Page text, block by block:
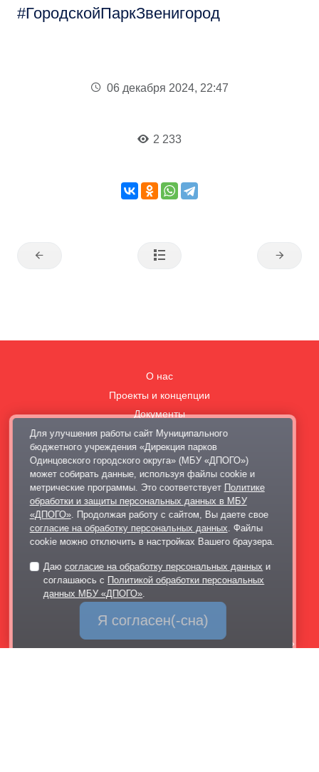
ГородскойПаркЗвенигород
06 декабря 2024, 22:47
2 233
О нас
Проекты и концепции
Документы
Вакансии
Правила поведения в парках
Выставка современного искусства
Афиша
Парковки
Контакты
+7 495 128-02-06
dp@odinparki.ru
Политика обработки персональных данных
МБУ «Дирекция парков Одинцовского городского округа»
Для улучшения работы сайт Муниципального
бюджетного учреждения «Дирекция парков
Одинцовского городского округа» (МБУ «ДПОГО»)
может собирать данные, используя файлы cookie и
метрические программы. Это соответствует Политике
обработки и защиты персональных данных в МБУ
«ДПОГО». Продолжая работу с сайтом, Вы даете свое
согласие на обработку персональных данных. Файлы
cookie можно отключить в настройках Вашего браузера.
Даюсогласие на обработку персональных данных и
соглашаюсь с Политикой обработки персональных
данных МБУ «ДПОГО».
Я согласен(-сна)